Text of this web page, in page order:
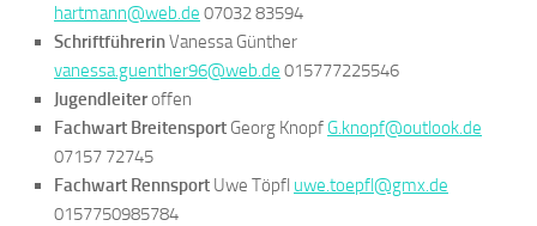
hartmann@web.de 07032 83594
SchriftführerinVanessa Günther
vanessa.guenther96@web.de 015777225546
Jugendleiteroffen
Fachwart Breitensport Georg Knopf G.knopf@outlook.de
07157 72745
Fachwart Rennsport Uwe Töpfl uwe.toepfl@gmx.de
0157750985784